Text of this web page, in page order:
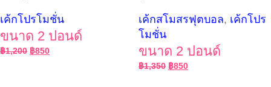
เค้กโปรโมชั่น
ขนาด 2 ปอนด์
฿1,200 ฿850
เค้กสโมสรฟุตบอล, เค้กโปร
โมชั่น
ขนาด 2 ปอนด์
฿1,350 ฿850